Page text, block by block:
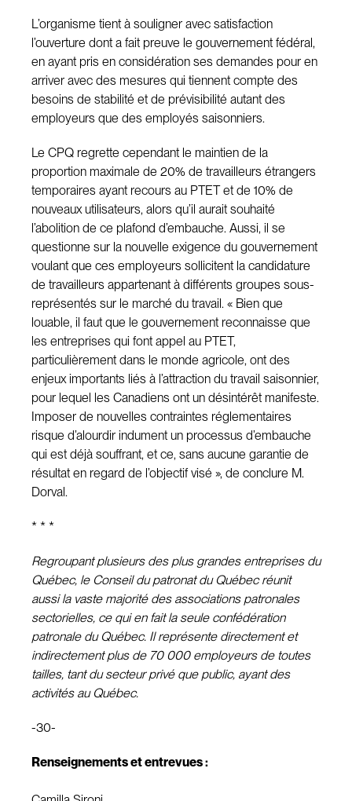
L’organisme tient à souligner avec satisfaction
l’ouverture dont a fait preuve le gouvernement fédéral,
en ayant pris en considération ses demandes pour en
arriver avec des mesures qui tiennent compte des
besoins de stabilité et de prévisibilité autant des
employeurs que des employés saisonniers.
Le CPQ regrette cependant le maintien de la
proportion maximale de 20% de travailleurs étrangers
temporaires ayant recours au PTET et de 10% de
nouveaux utilisateurs, alors qu’il aurait souhaité
l’abolition de ce plafond d’embauche. Aussi, il se
questionne sur la nouvelle exigence du gouvernement
voulant que ces employeurs sollicitent la candidature
de travailleurs appartenant à différents groupes sous-
représentés sur le marché du travail. « Bien que
louable, il faut que le gouvernement reconnaisse que
les entreprises qui font appel au PTET,
particulièrement dans le monde agricole, ont des
enjeux importants liés à l’attraction du travail saisonnier,
pour lequel les Canadiens ont un désintérêt manifeste.
Imposer de nouvelles contraintes réglementaires
risque d’alourdir indument un processus d’embauche
qui est déjà souffrant, et ce, sans aucune garantie de
résultat en regard de l’objectif visé », de conclure M.
Dorval.
* * *
Regroupant plusieurs des plus grandes entreprises du
Québec, le Conseil du patronat du Québec réunit
aussi la vaste majorité des associations patronales
sectorielles, ce qui en fait la seule confédération
patronale du Québec. Il représente directement et
indirectement plus de 70 000 employeurs de toutes
tailles, tant du secteur privé que public, ayant des
activités au Québec.
-30-
Renseignements et entrevues :